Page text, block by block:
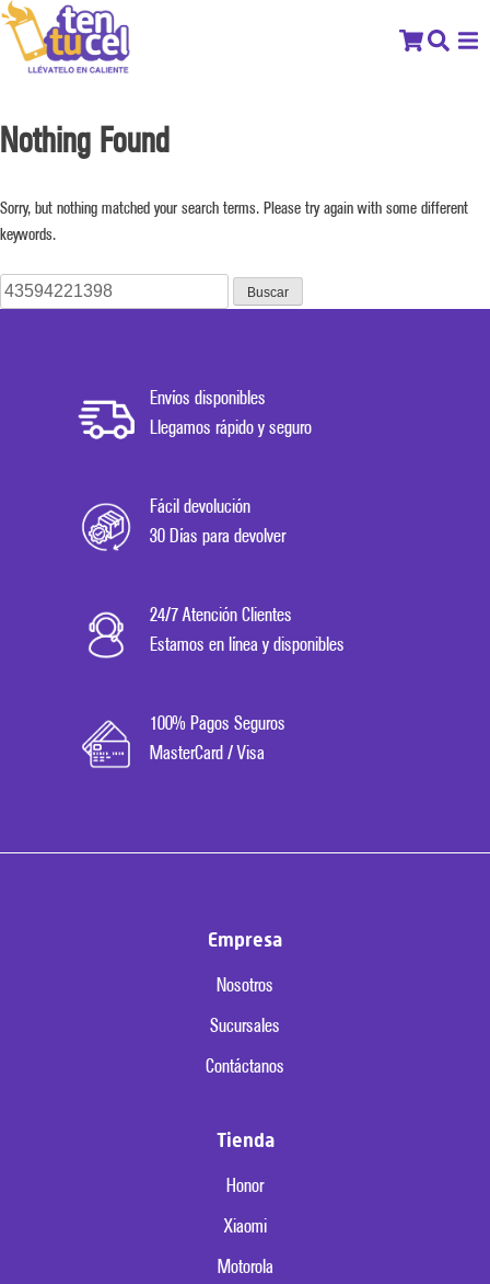
Nothing Found
Sorry, but nothing matched your search terms. Please try again with some different
keywords.
Buscar:
Envíos disponibles
Llegamos rápido y seguro
Fácil devolución
30 Días para devolver
24/7 Atención Clientes
Estamos en línea y disponibles
100% Pagos Seguros
MasterCard / Visa
Empresa
Nosotros
Sucursales
Contáctanos
Tienda
Honor
Xiaomi
Motorola